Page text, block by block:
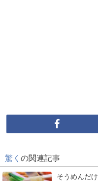
驚く の関連記事
そうめんだ